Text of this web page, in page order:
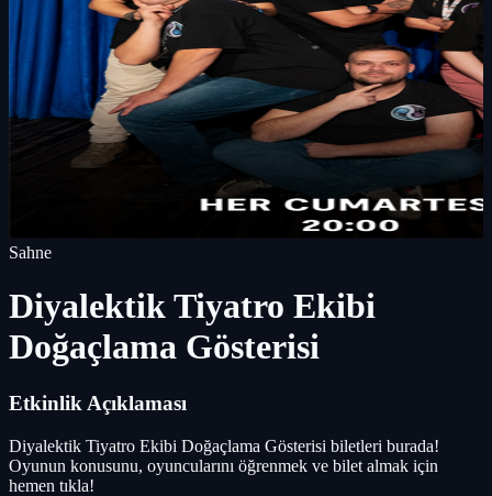
Sahne
Diyalektik Tiyatro Ekibi
Doğaçlama Gösterisi
Etkinlik Açıklaması
Diyalektik Tiyatro Ekibi Doğaçlama Gösterisi biletleri burada!
Oyunun konusunu, oyuncularını öğrenmek ve bilet almak için
hemen tıkla!